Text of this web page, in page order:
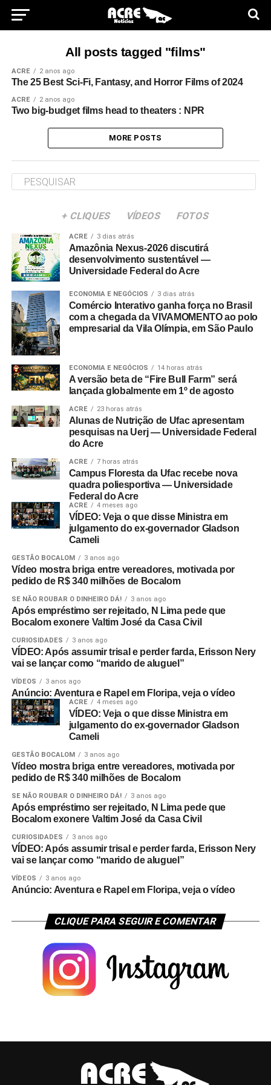
All posts tagged "films"
ACRE 2 anos ago
The 25 Best Sci-Fi, Fantasy, and Horror Films of 2024
ACRE 2 anos ago
Two big-budget films head to theaters : NPR
MORE POSTS
+ CLIQUES VÍDEOS FOTOS
ACRE 3 dias atrás
Amazônia Nexus-2026 discutirá
desenvolvimento sustentável —
Universidade Federal do Acre
ECONOMIA E NEGÓCIOS 3 dias atrás
Comércio Interativo ganha força no Brasil
com a chegada da VIVAMOMENTO ao polo
empresarial da Vila Olímpia, em São Paulo
ECONOMIA E NEGÓCIOS 14 horas atrás
A versão beta de “Fire Bull Farm” será
lançada globalmente em 1º de agosto
ACRE 23 horas atrás
Alunas de Nutrição de Ufac apresentam
pesquisas na Uerj — Universidade Federal
do Acre
ACRE 7 horas atrás
Campus Floresta da Ufac recebe nova
quadra poliesportiva — Universidade
Federal do Acre
ACRE 4 meses ago
VÍDEO: Veja o que disse Ministra em
julgamento do ex-governador Gladson
Cameli
GESTÃO BOCALOM 3 anos ago
Vídeo mostra briga entre vereadores, motivada por
pedido de R$ 340 milhões de Bocalom
SE NÃO ROUBAR O DINHEIRO DÁ! 3 anos ago
Após empréstimo ser rejeitado, N Lima pede que
Bocalom exonere Valtim José da Casa Civil
CURIOSIDADES 3 anos ago
VÍDEO: Após assumir trisal e perder farda, Erisson Nery
vai se lançar como “marido de aluguel”
VÍDEOS 3 anos ago
Anúncio: Aventura e Rapel em Floripa, veja o vídeo
ACRE 4 meses ago
VÍDEO: Veja o que disse Ministra em
julgamento do ex-governador Gladson
Cameli
GESTÃO BOCALOM 3 anos ago
Vídeo mostra briga entre vereadores, motivada por
pedido de R$ 340 milhões de Bocalom
SE NÃO ROUBAR O DINHEIRO DÁ! 3 anos ago
Após empréstimo ser rejeitado, N Lima pede que
Bocalom exonere Valtim José da Casa Civil
CURIOSIDADES 3 anos ago
VÍDEO: Após assumir trisal e perder farda, Erisson Nery
vai se lançar como “marido de aluguel”
VÍDEOS 3 anos ago
Anúncio: Aventura e Rapel em Floripa, veja o vídeo
CLIQUE PARA SEGUIR E COMENTAR